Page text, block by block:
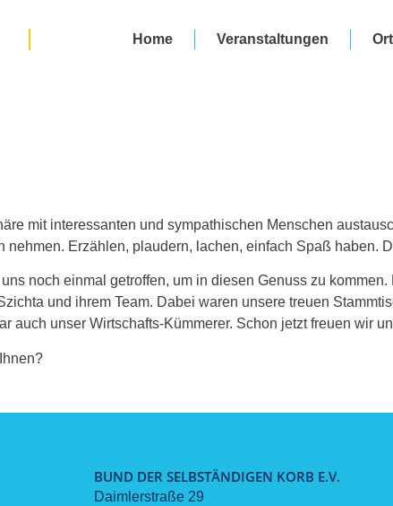
Home Veranstaltungen
mit interessanten und sympathischen Menschen
nehmen. Erzählen, plaudern, lachen, einfach Spaß
noch einmal getroffen, um in diesen Genuss zu
und ihrem Team. Dabei waren unsere treuen
auch unser Wirtschafts-Kümmerer. Schon jetzt freuen wir
BUND DER SELBSTÄNDIGEN KORB E.V.
Daimlerstraße 29